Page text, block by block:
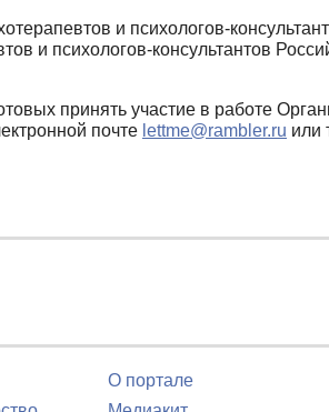
и психологов-
и психологов-консультантов
принять участие в работе
почте lettme@rambler.ru или
О портале